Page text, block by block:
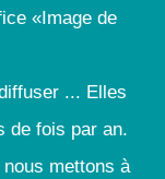
«Image de
... Elles
de fois par an.
mettons à